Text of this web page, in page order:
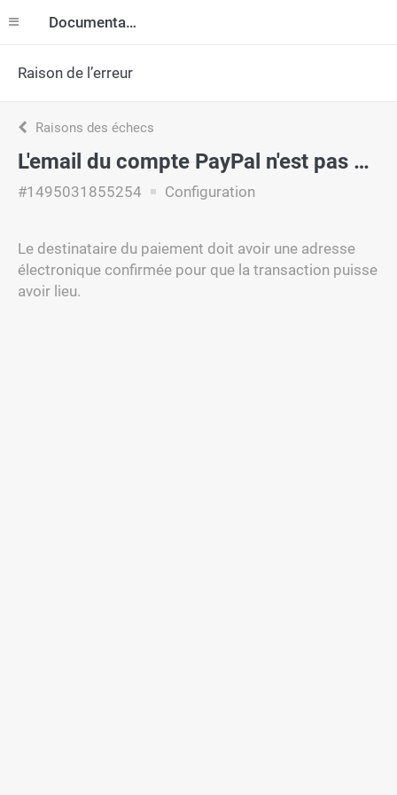
Documentation
Raison de l’erreur
Raisons des échecs
L'email du compte PayPal n'est pas confirmé
#1495031855254 Configuration
Le destinataire du paiement doit avoir une adresse
électronique confirmée pour que la transaction puisse
avoir lieu.